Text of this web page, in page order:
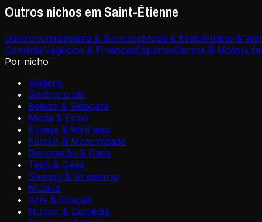
Outros nichos em Saint-Étienne
GastronomiaBeleza & SkincareModa & EstiloFitness &
ComédiaNegócios & FinançasEsportesCarros & Motos
Por nicho
Viagens
Gastronomia
Beleza & Skincare
Moda & Estilo
Fitness & Wellness
Família & Maternidade
Decoração & Casa
Tech & Geek
Gaming & Streaming
Música
Arte & Criação
Humor & Comédia